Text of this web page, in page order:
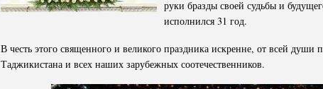
руки бразды своей судьбы и
исполнился 31 год.
В честь этого священного и великого праздника искренне, от всей души
Таджикистана и всех наших зарубежных соотечественников.